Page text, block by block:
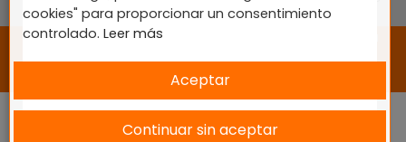
(FFG), Disney, Lucasfilm Ltd.
2024 © Diseñado y desarrollado por tu equipo Imedia
Comunicación 🚀
cookies" para proporcionar un consentimiento
controlado. Leer más
Aceptar
Continuar sin aceptar